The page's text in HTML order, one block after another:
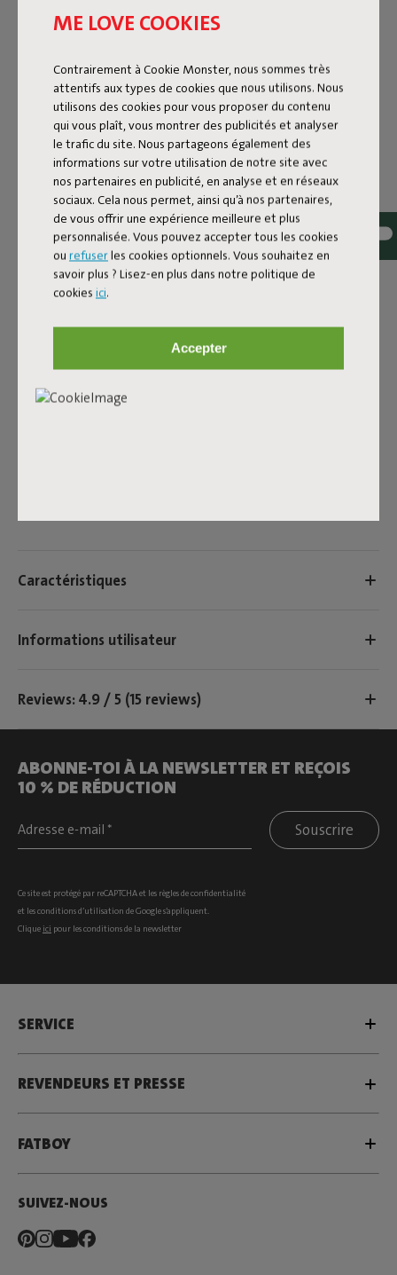
ME LOVE COOKIES
Contrairement à Cookie Monster, nous sommes très
attentifs aux types de cookies que nous utilisons. Nous
utilisons des cookies pour vous proposer du contenu
qui vous plaît, vous montrer des publicités et analyser
le trafic du site. Nous partageons également des
informations sur votre utilisation de notre site avec
nos partenaires en publicité, en analyse et en réseaux
sociaux. Cela nous permet, ainsi qu’à nos partenaires,
de vous offrir une expérience meilleure et plus
personnalisée. Vous pouvez accepter tous les cookies
ou refuserles cookies optionnels. Vous souhaitez en
savoir plus ? Lisez-en plus dans notre politique de
cookies ici.
Accepter
104303
8719773035349
Protège ce que tu aimes Fatboy rend le farniente
irrésistible, mais malheureusement, on ne peut rien
contre les fientes d’oiseaux ou une averse soudaine. C’est
pourquoi Fatboy a développé des housses déperlantes et
antisalissures pour protéger ton Paletti. Elles gardent ton
et une pluie inattendue. Ainsi, ton Paletti reste beau plus
longtemps et toujours prêt pour ton prochain moment de
détente. Attention toutefois : elles ne sont pas
imperméables. En cas de mauvais temps, mieux vaut
rentrer ton Paletti. The Cover est disponible en versions
Caractéristiques
Informations utilisateur
Reviews: 4.9 / 5 (15 reviews)
ABONNE-TOI À LA NEWSLETTER ET REÇOIS
10 % DE RÉDUCTION
Souscrire
Ce site est protégé par reCAPTCHA et les règles de confidentialité
et lesconditions d’utilisation de Google s’appliquent.
Clique ici pour les conditions de la newsletter
SERVICE
REVENDEURS ET PRESSE
FATBOY
SUIVEZ-NOUS